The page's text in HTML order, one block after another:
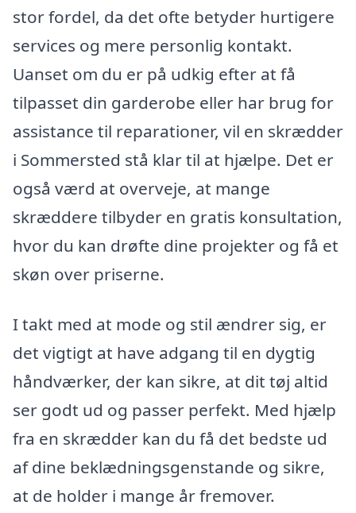
stor fordel, da det ofte betyder hurtigere
services og mere personlig kontakt.
Uanset om du er på udkig efter at få
tilpasset din garderobe eller har brug for
assistance til reparationer, vil en skrædder
i Sommersted stå klar til at hjælpe. Det er
også værd at overveje, at mange
skræddere tilbyder en gratis konsultation,
hvor du kan drøfte dine projekter og få et
skøn over priserne.
I takt med at mode og stil ændrer sig, er
det vigtigt at have adgang til en dygtig
håndværker, der kan sikre, at dit tøj altid
ser godt ud og passer perfekt. Med hjælp
fra en skrædder kan du få det bedste ud
af dine beklædningsgenstande og sikre,
at de holder i mange år fremover.